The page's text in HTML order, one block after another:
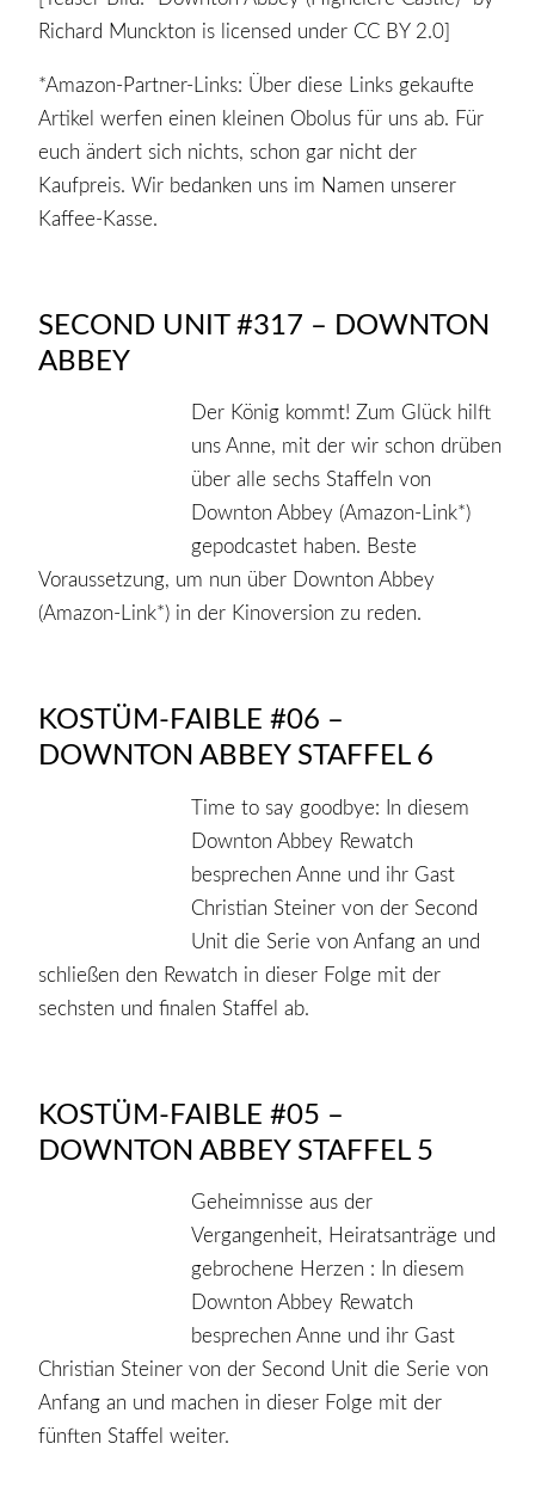
Richard Munckton is licensed under CC BY 2.0]
*Amazon-Partner-Links: Über diese Links gekaufte
Artikel werfen einen kleinen Obolus für uns ab. Für
euch ändert sich nichts, schon gar nicht der
Kaufpreis. Wir bedanken uns im Namen unserer
Kaffee-Kasse.
SECOND UNIT #317 – DOWNTON
ABBEY
Der König kommt! Zum Glück hilft
uns Anne, mit der wir schon drüben
über alle sechs Staffeln von
Downton Abbey (Amazon-Link*)
gepodcastet haben. Beste
Voraussetzung, um nun über Downton Abbey
(Amazon-Link*) in der Kinoversion zu reden.
KOSTÜM-FAIBLE #06 –
DOWNTON ABBEY STAFFEL 6
Time to say goodbye: In diesem
Downton Abbey Rewatch
besprechen Anne und ihr Gast
Christian Steiner von der Second
Unit die Serie von Anfang an und
schließen den Rewatch in dieser Folge mit der
sechsten und finalen Staffel ab.
KOSTÜM-FAIBLE #05 –
DOWNTON ABBEY STAFFEL 5
Geheimnisse aus der
Vergangenheit, Heiratsanträge und
gebrochene Herzen : In diesem
Downton Abbey Rewatch
besprechen Anne und ihr Gast
Christian Steiner von der Second Unit die Serie von
Anfang an und machen in dieser Folge mit der
fünften Staffel weiter.